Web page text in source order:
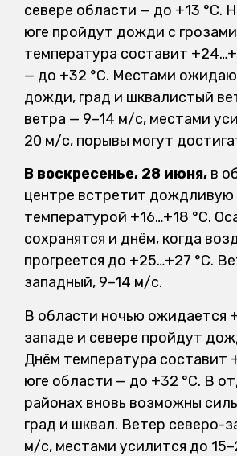
севере области — до +13 °C.
юге пройдут дожди с
температура составит
— до +32 °C. Местами
дожди, град и шквалистый
ветра — 9–14 м/с, местами
20 м/с, порывы могут
В воскресенье, 28 июня, в
центре встретит дождливую
температурой +16…+18 °C.
сохранятся и днём, когда
прогреется до +25…+27 °C.
западный, 9–14 м/с.
В области ночью ожидается
западе и севере пройдут
Днём температура составит
юге области — до +32 °C. В
районах вновь возможны
град и шквал. Ветер северо-
м/с, местами усилится до